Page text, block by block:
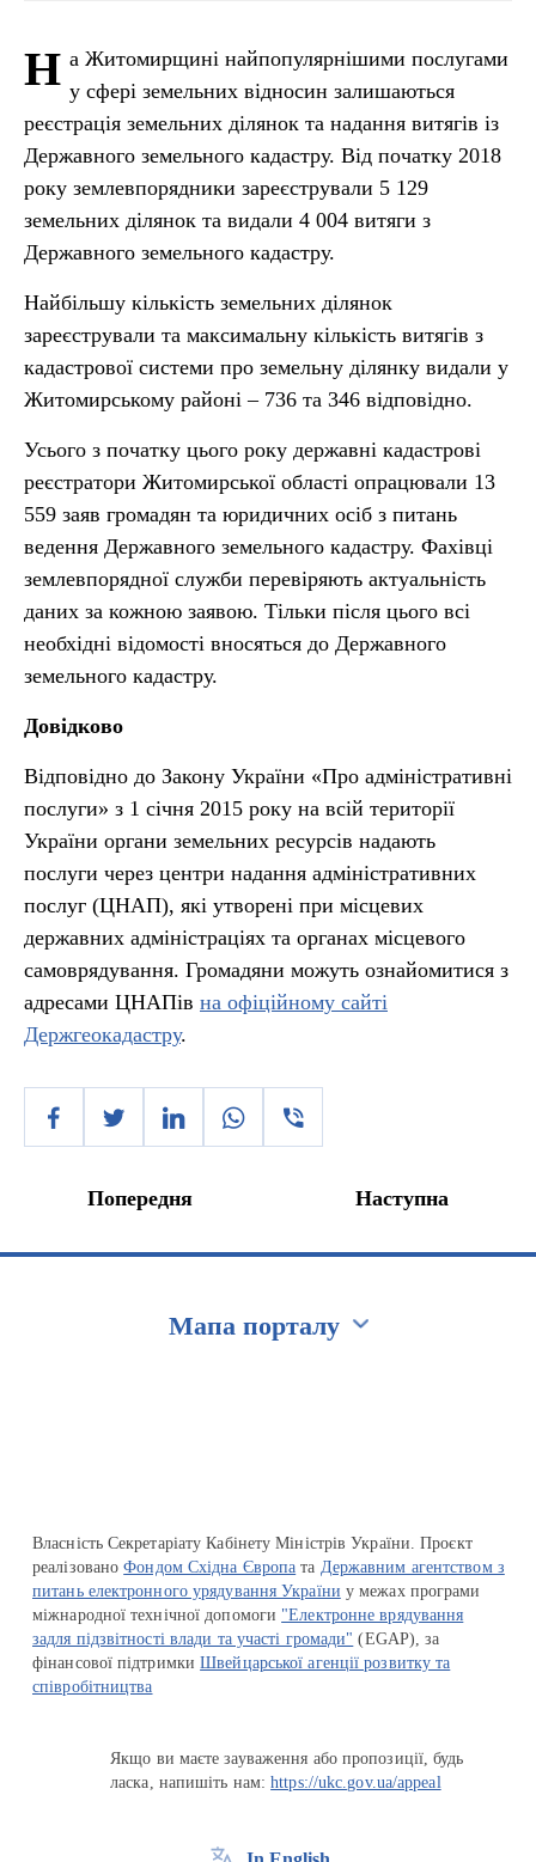
Н а Житомирщині найпопулярнішими послугами
у сфері земельних відносин залишаються
реєстрація земельних ділянок та надання витягів із
Державного земельного кадастру. Від початку 2018
року землевпорядники зареєстрували 5 129
земельних ділянок та видали 4 004 витяги з
Державного земельного кадастру.
Найбільшу кількість земельних ділянок
зареєстрували та максимальну кількість витягів з
кадастрової системи про земельну ділянку видали у
Житомирському районі – 736 та 346 відповідно.
Усього з початку цього року державні кадастрові
реєстратори Житомирської області опрацювали 13
559 заяв громадян та юридичних осіб з питань
ведення Державного земельного кадастру. Фахівці
землевпорядної служби перевіряють актуальність
даних за кожною заявою. Тільки після цього всі
необхідні відомості вносяться до Державного
земельного кадастру.
Довідково
Відповідно до Закону України «Про адміністративні
послуги» з 1 січня 2015 року на всій території
України органи земельних ресурсів надають
послуги через центри надання адміністративних
послуг (ЦНАП), які утворені при місцевих
державних адміністраціях та органах місцевого
самоврядування. Громадяни можуть ознайомитися з
адресами ЦНАПів на офіційному сайті
Держгеокадастру.
Попередня Наступна
Мапа порталу
Власність Секретаріату Кабінету Міністрів України. Проєкт
реалізованоФондом Східна Європа та Державним агентством з
питань електронного урядування України у межах програми
міжнародної технічної допомоги "Електронне врядування
задля підзвітності влади та участі громади" (EGAP), за
фінансової підтримкиШвейцарської агенції розвитку та
співробітництва
Якщо ви маєте зауваження або пропозиції, будь
ласка, напишіть нам:https://ukc.gov.ua/appeal